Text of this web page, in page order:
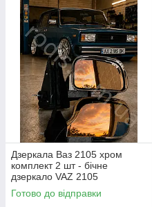
Дзеркала Ваз 2105 хром
комплект 2 шт - бічне
дзеркало VAZ 2105
Готово до відправки